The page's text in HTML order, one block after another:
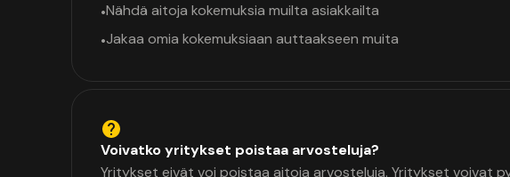
•Nähdä aitoja kokemuksia muilta asiakkailta
•Jakaa omia kokemuksiaan auttaakseen muita
Voivatko yritykset poistaa arvosteluja?
Yritykset eivät voi poistaa aitoja arvosteluja. Yritykset voivat